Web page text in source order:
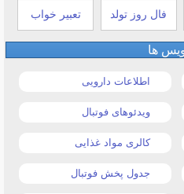
فال روز تولد تعبیر خواب
ها
اطلاعات دارویی
ویدئوهای فوتبال
کالری مواد غذایی
جدول پخش فوتبال